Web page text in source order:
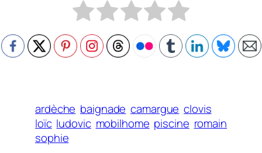
ardèche baignade camargue clovis
loïc ludovic mobilhome piscine romain
sophie